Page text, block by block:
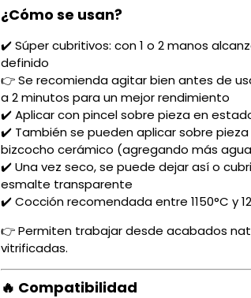
¿Cómo se usan?
✔️ Súper cubritivos: con 1 o 2 manos
definido
👉 Se recomienda agitar bien antes de
a 2 minutos para un mejor rendimiento
✔️ Aplicar con pincel sobre pieza en
✔️ También se pueden aplicar sobre
bizcocho cerámico (agregando más
✔️ Una vez seco, se puede dejar así o
esmalte transparente
✔️ Cocción recomendada entre 1150°C y
👉 Permiten trabajar desde acabados
vitrificadas.
🔥 Compatibilidad